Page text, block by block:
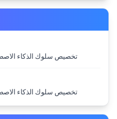
تخصيص سلوك الذكاء
تخصيص سلوك الذكاء